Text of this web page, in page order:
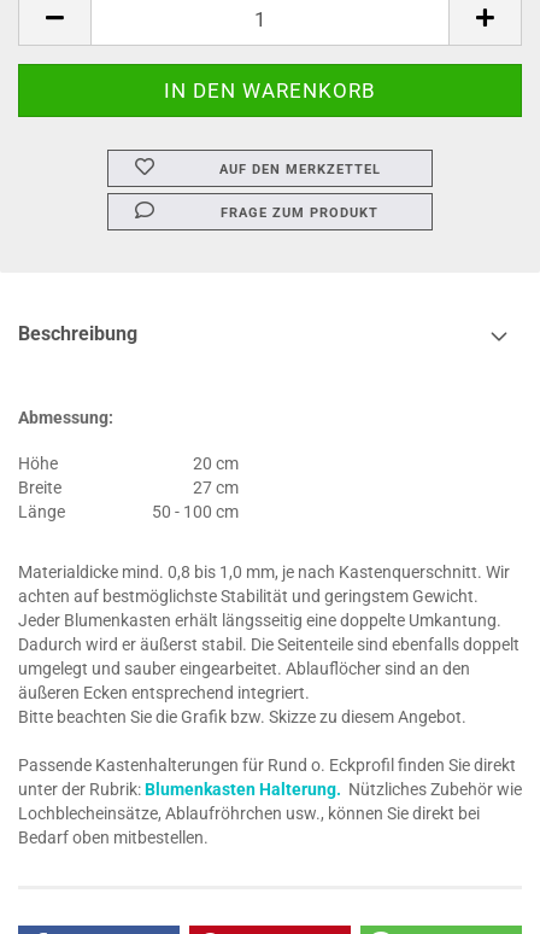
AUF DEN MERKZETTEL
FRAGE ZUM PRODUKT
Beschreibung
Abmessung:
Höhe
20 cm
Breite
27 cm
Länge
50 - 100 cm
Materialdicke mind. 0,8 bis 1,0 mm, je nach Kastenquerschnitt. Wir
achten auf bestmöglichste Stabilität und geringstem Gewicht.
Jeder Blumenkasten erhält längsseitig eine doppelte Umkantung.
Dadurch wird er äußerst stabil. Die Seitenteile sind ebenfalls doppelt
umgelegt und sauber eingearbeitet. Ablauflöcher sind an den
äußeren Ecken entsprechend integriert.
Bitte beachten Sie die Grafik bzw. Skizze zu diesem Angebot.
Passende Kastenhalterungen für Rund o. Eckprofil finden Sie direkt
unter der Rubrik:Blumenkasten Halterung. Nützliches Zubehör wie
Lochblecheinsätze, Ablaufröhrchen usw., können Sie direkt bei
Bedarf oben mitbestellen.